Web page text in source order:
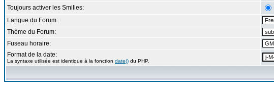
Toujours activer les Smilies:
Langue du Forum:
Thème du Forum:
Fuseau horaire:
Format de la date:
La syntaxe utilisée est identique à la fonction date() du PHP.